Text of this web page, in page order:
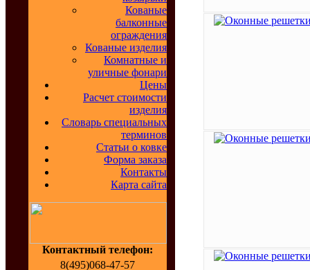
Кованые
балконные
ограждения
Кованые изделия
Комнатные и
уличные фонари
Цены
Расчет стоимости
изделия
Словарь специальных
терминов
Статьи о ковке
Форма заказа
Контакты
Карта сайта
Контактный телефон:
8(495)068-47-57